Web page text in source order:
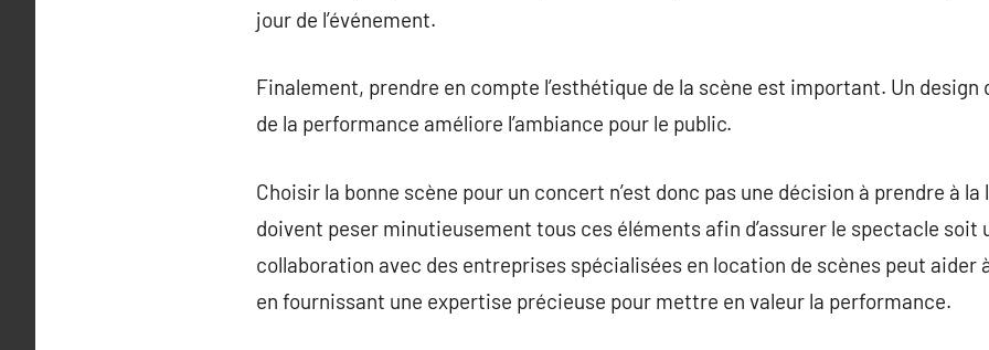
jour de l’événement.
Finalement, prendre en compte l’esthétique de la scène est important. Un
de la performance améliore l’ambiance pour le public.
Choisir la bonne scène pour un concert n’est donc pas une décision à prendre à
doivent peser minutieusement tous ces éléments afin d’assurer le spectacle soit
collaboration avec des entreprises spécialisées en location de scènes peut aider
en fournissant une expertise précieuse pour mettre en valeur la performance.